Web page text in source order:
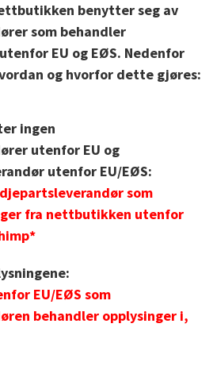
benytter seg av
som behandler
EU og EØS. Nedenfor
og hvorfor dette gjøres:
ingen
utenfor EU og
utenfor EU/EØS:
som
fra nettbutikken utenfor
EU/EØS som
behandler opplysinger i,